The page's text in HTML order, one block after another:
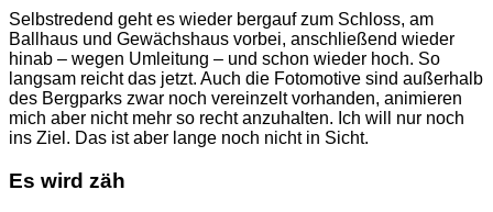
Selbstredend geht es wieder bergauf zum Schloss, am
Ballhaus und Gewächshaus vorbei, anschließend wieder
hinab – wegen Umleitung – und schon wieder hoch. So
langsam reicht das jetzt. Auch die Fotomotive sind außerhalb
des Bergparks zwar noch vereinzelt vorhanden, animieren
mich aber nicht mehr so recht anzuhalten. Ich will nur noch
ins Ziel. Das ist aber lange noch nicht in Sicht.
Es wird zäh